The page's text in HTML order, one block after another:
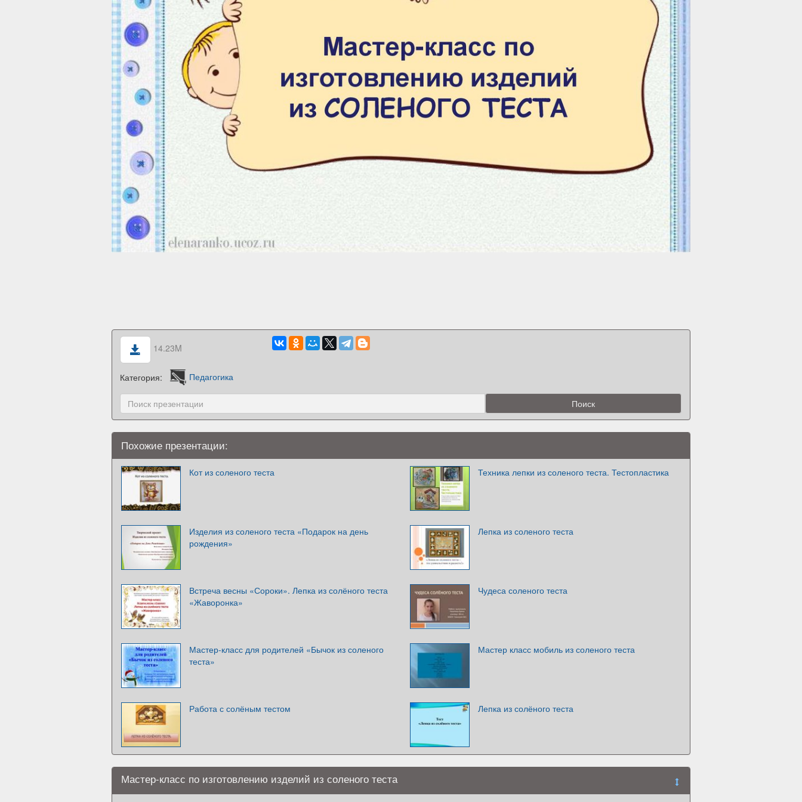
14.23M
Категория: Педагогика
Похожие презентации:
Кот из соленого теста Техника лепки из соленого теста. Тестопластика
Изделия из соленого теста «Подарок на день
рождения»
Лепка из соленого теста
Встреча весны «Сороки». Лепка из солёного теста
«Жаворонка»
Чудеса соленого теста
Мастер-класс для родителей «Бычок из соленого
теста»
Мастер класс мобиль из соленого теста
Работа с солёным тестом Лепка из солёного теста
Мастер-класс по изготовлению изделий из соленого теста